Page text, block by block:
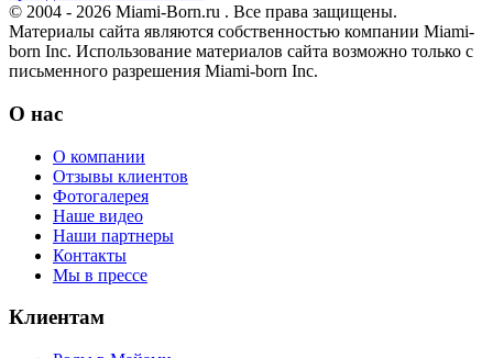
© 2004 - 2026 Miami-Born.ru . Все права защищены.
Материалы сайта являются собственностью компании Miami-
born Inc. Использование материалов сайта возможно только с
письменного разрешения Miami-born Inc.
О нас
О компании
Отзывы клиентов
Фотогалерея
Наше видео
Наши партнеры
Контакты
Мы в прессе
Клиентам